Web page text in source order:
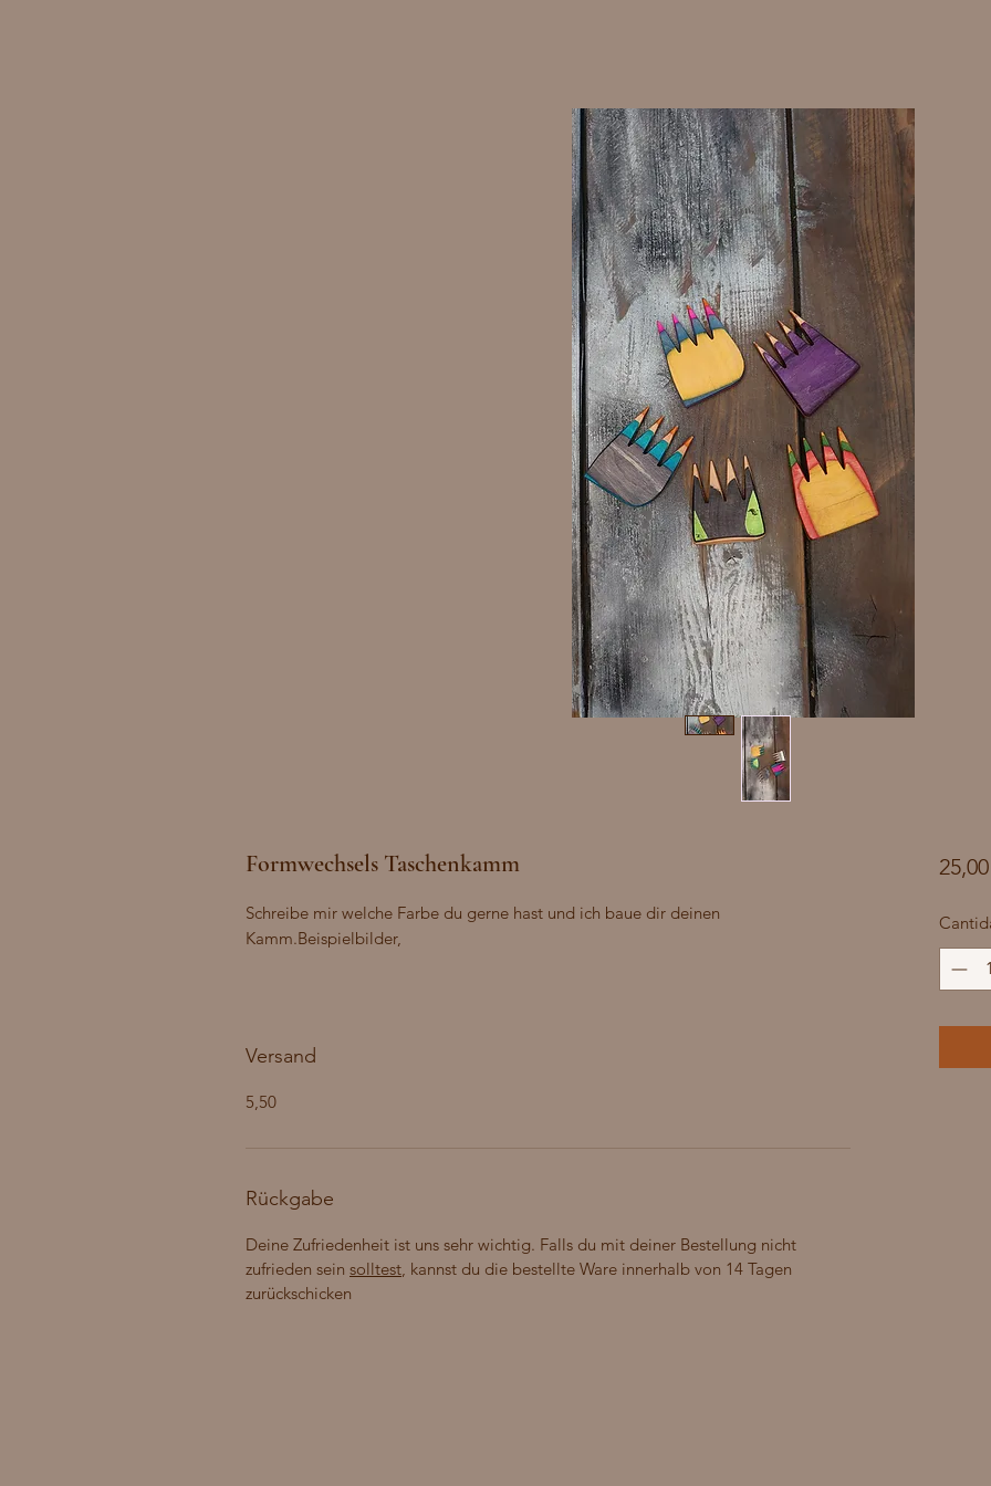
Formwechsels Taschenkamm
Schreibe mir welche Farbe du gerne hast und ich baue dir deinen
Kamm.Beispielbilder,
Versand
5,50
Rückgabe
Deine Zufriedenheit ist uns sehr wichtig. Falls du mit deiner Bestellung nicht
zufrieden sein solltest, kannst du die bestellte Ware innerhalb von 14 Tagen
zurückschicken